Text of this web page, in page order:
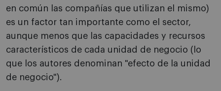
en común las compañías que utilizan el mismo)
es un factor tan importante como el sector,
aunque menos que las capacidades y recursos
característicos de cada unidad de negocio (lo
que los autores denominan "efecto de la unidad
de negocio").